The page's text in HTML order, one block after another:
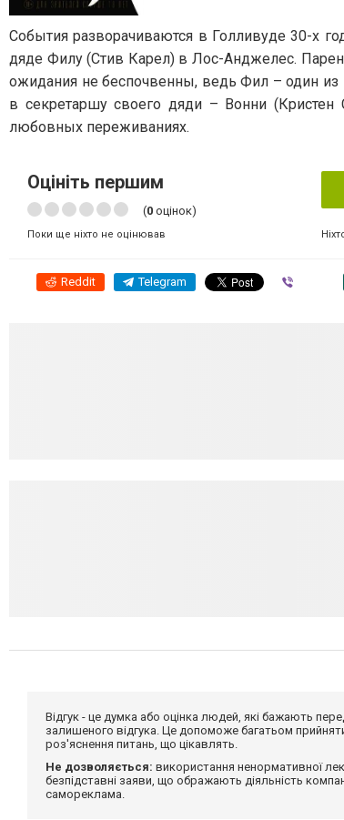
События разворачиваются в Голливуде 30-х
дяде Филу (Стив Карел) в Лос-Анджелес.
ожидания не беспочвенны, ведь Фил – один
в секретаршу своего дяди – Вонни (Кристен
любовных переживаниях.
Оцініть першим
(0 оцінок)
Поки ще ніхто не оцінював
Reddit Telegram
Відгук - це думка або оцінка людей, які бажають
залишеного відгука. Це допоможе багатьом
роз'яснення питань, що цікавлять.
Не дозволяється: використання ненормативної
безпідставні заяви, що ображають діяльність
самореклама.